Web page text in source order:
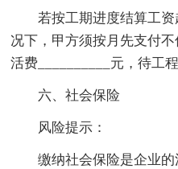
若按工期进度结算工
况下，甲方须按月先支付
活费__________元，待工
六、社会保险
风险提示：
缴纳社会保险是企业